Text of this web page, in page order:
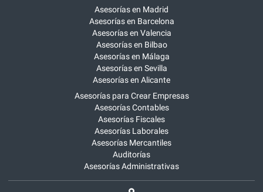
Asesorías en Madrid
Asesorías en Barcelona
Asesorías en Valencia
Asesorías en Bilbao
Asesorías en Málaga
Asesorías en Sevilla
Asesorías en Alicante
Asesorías para Crear Empresas
Asesorías Contables
Asesorías Fiscales
Asesorías Laborales
Asesorías Mercantiles
Auditorías
Asesorías Administrativas